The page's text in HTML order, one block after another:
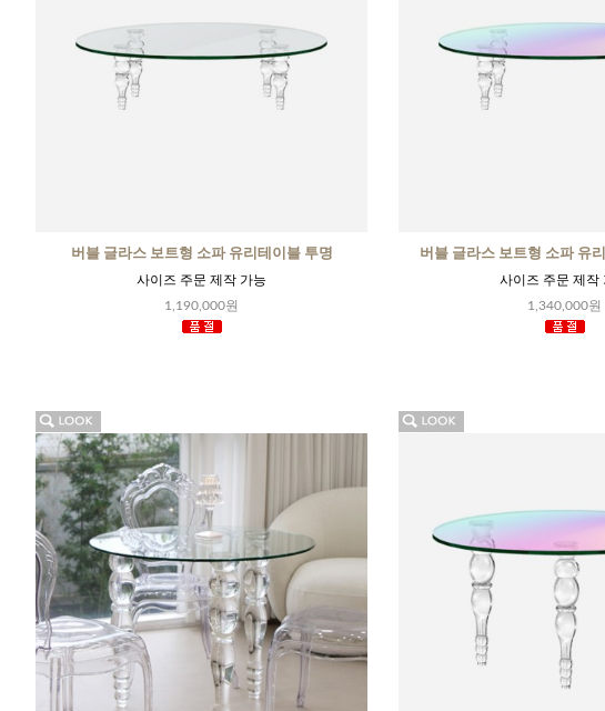
버블 글라스 보트형 소파 유리테이블 투명
사이즈 주문 제작 가능
1,190,000원
버블 글라스 보트형 소파 유
사이즈 주문 제작
1,340,000원